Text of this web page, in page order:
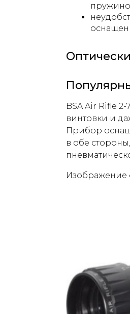
BSA Air Rifle
винтовки и
Прибор
в обе
Изображение